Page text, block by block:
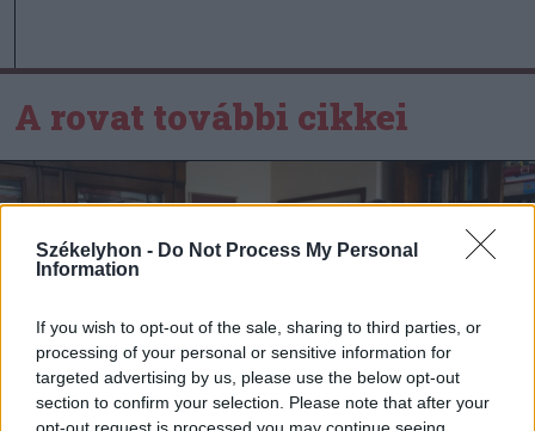
Székelyhon - Do Not Process My Personal
Information
If you wish to opt-out of the sale, sharing to third parties, or
processing of your personal or sensitive information for
targeted advertising by us, please use the below opt-out
section to confirm your selection. Please note that after your
opt-out request is processed you may continue seeing
A rovat további cikkei